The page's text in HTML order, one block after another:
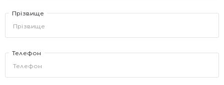
Прізвище
Телефон